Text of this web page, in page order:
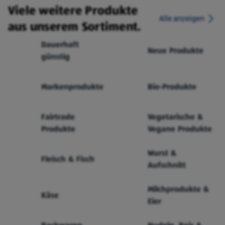
Viele weitere Produkte
aus unserem Sortiment.
Alle anzeigen
Dauerhaft
günstig
Neue Produkte
Markenprodukte Bio-Produkte
Fairtrade
Produkte
Vegetarische &
Vegane Produkte
Fleisch & Fisch
Wurst &
Aufschnitt
Käse
Milchprodukte &
Eier